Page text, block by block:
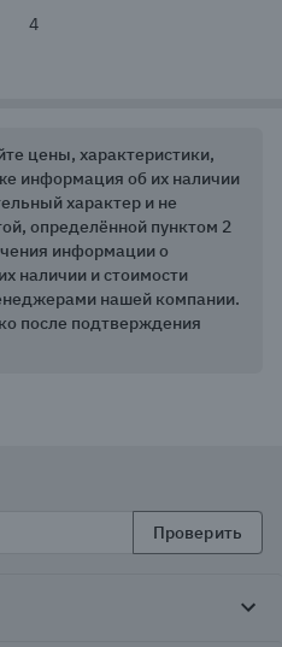
4
цены, характеристики,
информация об их наличии
характер и не
определённой пунктом 2
информации о
наличии и стоимости
нашей компании.
после подтверждения
Проверить